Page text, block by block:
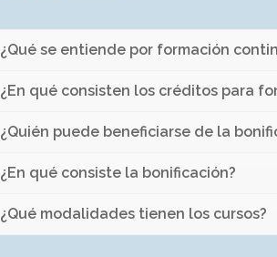
¿Qué se entiende por formación
¿En qué consisten los créditos para
¿Quién puede beneficiarse de la
¿En qué consiste la bonificación?
¿Qué modalidades tienen los cursos?